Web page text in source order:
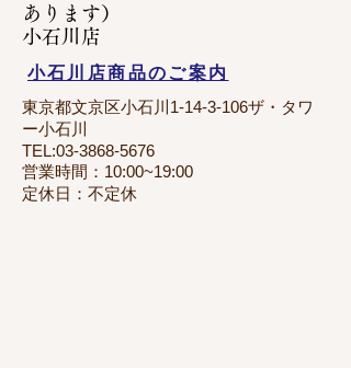
あります）
​小石川店
小石川店商品のご案内
東京都文京区小石川1-14-3-106ザ・タワ
ー小石川
TEL:03-3868-5676
営業時間：10:00~19:00
定休日：不定休